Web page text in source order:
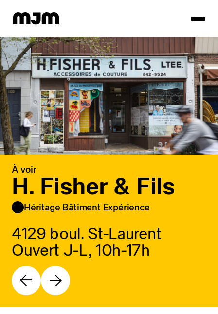
Homepage
À voir
H. Fisher & Fils
Héritage Bâtiment Expérience
4129 boul. St-Laurent
Ouvert J-L, 10h-17h